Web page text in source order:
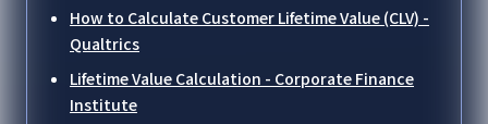
How to Calculate Customer Lifetime Value (CLV) -
Qualtrics
Lifetime Value Calculation - Corporate Finance
Institute